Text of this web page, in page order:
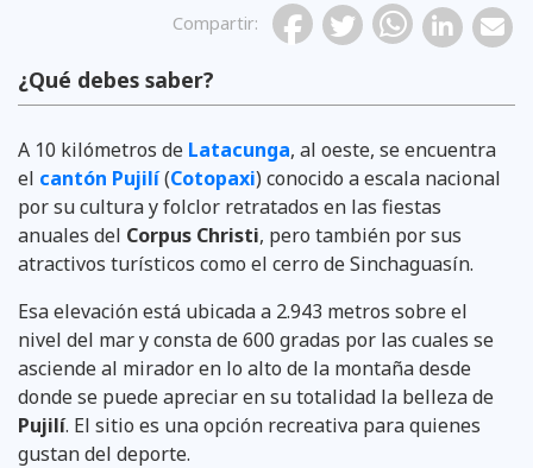
Compartir:
¿Qué debes saber?
A 10 kilómetros de Latacunga, al oeste, se encuentra
el cantón Pujilí(Cotopaxi) conocido a escala nacional
por su cultura y folclor retratados en las fiestas
anuales del Corpus Christi, pero también por sus
atractivos turísticos como el cerro de Sinchaguasín.
Esa elevación está ubicada a 2.943 metros sobre el
nivel del mar y consta de 600 gradas por las cuales se
asciende al mirador en lo alto de la montaña desde
donde se puede apreciar en su totalidad la belleza de
Pujilí. El sitio es una opción recreativa para quienes
gustan del deporte.